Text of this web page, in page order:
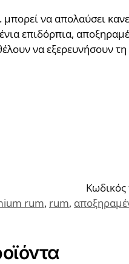
να απολαύσει
επιδόρπια,
να εξερευνήσουν
Κωδικός
rum, rum,